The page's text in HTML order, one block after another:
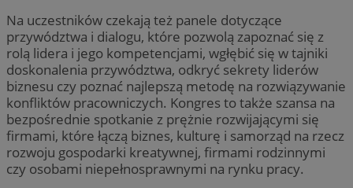
Na uczestników czekają też panele dotyczące
przywództwa i dialogu, które pozwolą zapoznać się z
rolą lidera i jego kompetencjami, wgłębić się w tajniki
doskonalenia przywództwa, odkryć sekrety liderów
biznesu czy poznać najlepszą metodę na rozwiązywanie
konfliktów pracowniczych. Kongres to także szansa na
bezpośrednie spotkanie z prężnie rozwijającymi się
firmami, które łączą biznes, kulturę i samorząd na rzecz
rozwoju gospodarki kreatywnej, firmami rodzinnymi
czy osobami niepełnosprawnymi na rynku pracy.